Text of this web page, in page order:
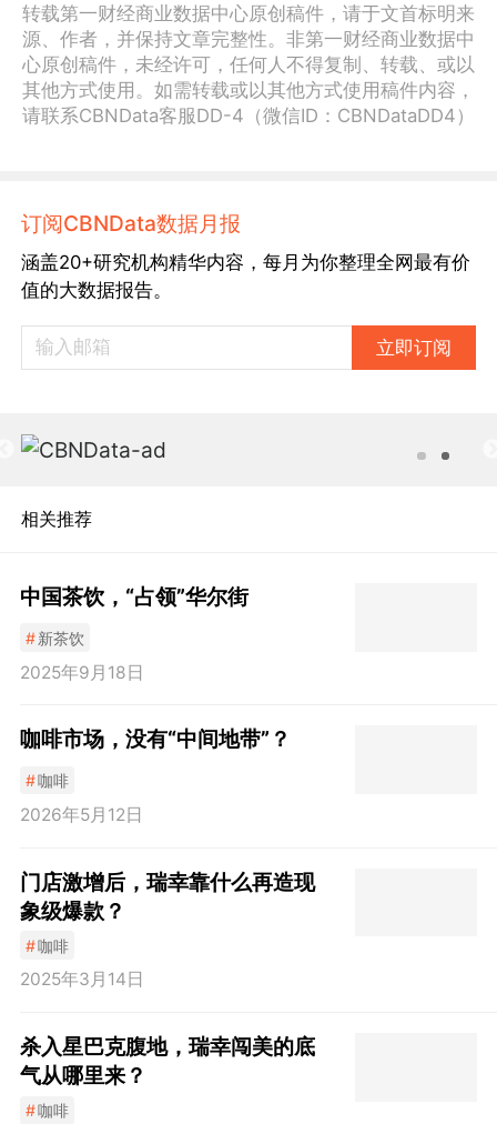
转载第一财经商业数据中心原创稿件，请于文首标明来
源、作者，并保持文章完整性。非第一财经商业数据中
心原创稿件，未经许可，任何人不得复制、转载、或以
其他方式使用。如需转载或以其他方式使用稿件内容，
请联系CBNData客服DD-4（微信ID：CBNDataDD4）
订阅CBNData数据月报
涵盖20+研究机构精华内容，每月为你整理全网最有价
值的大数据报告。
立即订阅
相关推荐
中国茶饮，“占领”华尔街
#新茶饮
2025年9月18日
咖啡市场，没有“中间地带”？
#咖啡
2026年5月12日
门店激增后，瑞幸靠什么再造现
象级爆款？
#咖啡
2025年3月14日
杀入星巴克腹地，瑞幸闯美的底
气从哪里来？
#咖啡